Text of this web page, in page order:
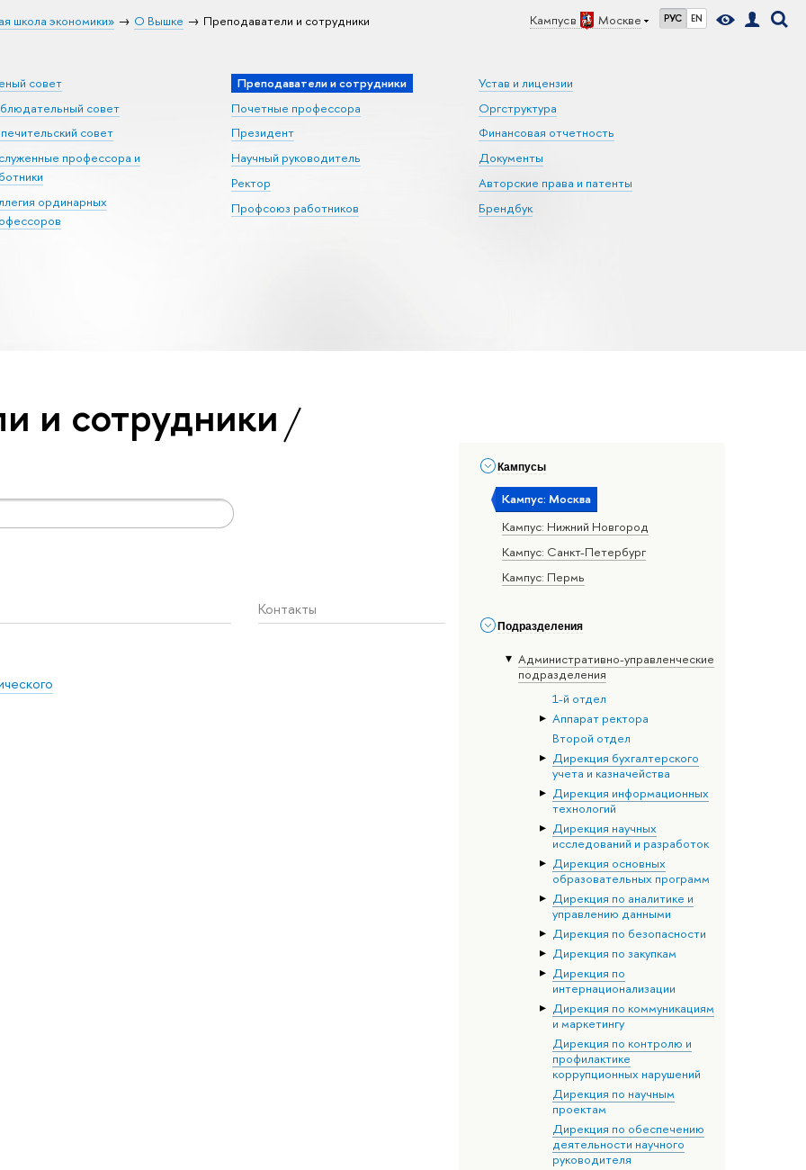
Кампус в Москве РУС EN
школа экономики» О Вышке Преподаватели и сотрудники
совет
совет
совет
профессора и
ординарных
Преподаватели и сотрудники
Почетные профессора
Президент
Научный руководитель
Ректор
Профсоюз работников
Устав и лицензии
Оргструктура
Финансовая отчетность
Документы
Авторские права и патенты
Брендбук
Кампусы
Кампус: Москва
Кампус: Нижний Новгород
Кампус: Санкт-Петербург
Кампус: Пермь
Подразделения
Административно-управленческие
подразделения
1-й отдел
Аппарат ректора
Второй отдел
Дирекция бухгалтерского
учета и казначейства
Дирекция информационных
технологий
Дирекция научных
исследований и разработок
Дирекция основных
образовательных программ
Дирекция по аналитике и
управлению данными
Дирекция по безопасности
Дирекция по закупкам
Дирекция по
интернационализации
Дирекция по коммуникациям
и маркетингу
Дирекция по контролю и
профилактике
коррупционных нарушений
Дирекция по научным
проектам
Дирекция по обеспечению
деятельности научного
руководителя
и сотрудники
Контакты